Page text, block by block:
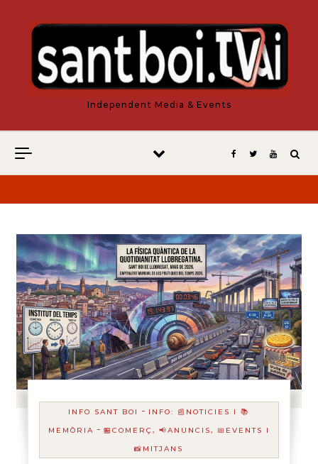
Independent Media & Events
INFO SANT BOI - INFO: 📰NOTICIES I 📚
MEMÒRIA - 🏪COMERÇ, 📢ANUNCIS, 📅EVENTS I
📸MITJANS